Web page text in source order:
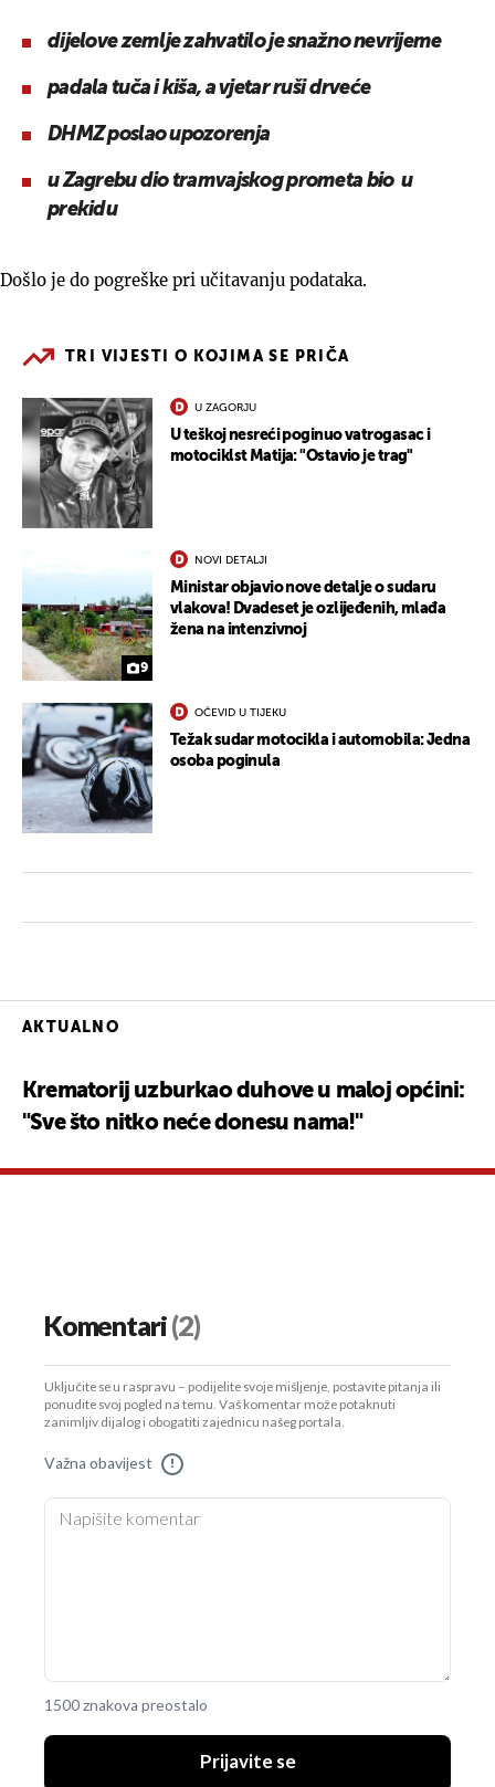
dijelove zemlje zahvatilo je snažno nevrijeme
padala tuča i kiša, a vjetar ruši drveće
DHMZ poslao upozorenja
u Zagrebu dio tramvajskog prometa bio u
prekidu
Došlo je do pogreške pri učitavanju podataka.
TRI VIJESTI O KOJIMA SE PRIČA
U ZAGORJU
U teškoj nesreći poginuo vatrogasac i
motociklst Matija: "Ostavio je trag"
9
NOVI DETALJI
Ministar objavio nove detalje o sudaru
vlakova! Dvadeset je ozlijeđenih, mlađa
žena na intenzivnoj
OČEVID U TIJEKU
Težak sudar motocikla i automobila: Jedna
osoba poginula
AKTUALNO
Krematorij uzburkao duhove u maloj općini:
"Sve što nitko neće donesu nama!"
Komentari(2)
Uključite se u raspravu – podijelite svoje mišljenje, postavite pitanja ili
ponudite svoj pogled na temu. Vaš komentar može potaknuti
zanimljiv dijalog i obogatiti zajednicu našeg portala.
Važna obavijest !
1500 znakova preostalo
Prijavite se